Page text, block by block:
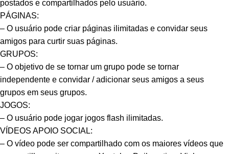
postados e compartilhados pelo usuário.
PÁGINAS:
– O usuário pode criar páginas ilimitadas e convidar seus
amigos para curtir suas páginas.
GRUPOS:
– O objetivo de se tornar um grupo pode se tornar
independente e convidar / adicionar seus amigos a seus
grupos em seus grupos.
JOGOS:
– O usuário pode jogar jogos flash ilimitadas.
VÍDEOS APOIO SOCIAL:
– O vídeo pode ser compartilhado com os maiores vídeos que